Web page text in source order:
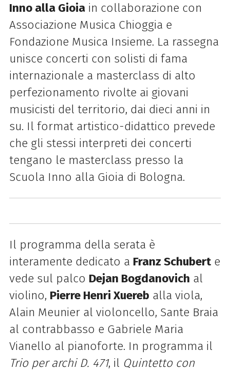
Inno alla Gioiain collaborazione con
Associazione Musica Chioggia e
Fondazione Musica Insieme. La rassegna
unisce concerti con solisti di fama
internazionale a masterclass di alto
perfezionamento rivolte ai giovani
musicisti del territorio, dai dieci anni in
su. Il format artistico-didattico prevede
che gli stessi interpreti dei concerti
tengano le masterclass presso la
Scuola Inno alla Gioia di Bologna.
Il programma della serata è
interamente dedicato a Franz Schuberte
vede sul palco Dejan Bogdanovich al
violino, Pierre Henri Xuereb alla viola,
Alain Meunier al violoncello, Sante Braia
al contrabbasso e Gabriele Maria
Vianello al pianoforte. In programma il
Trio per archi D. 471, il Quintetto con